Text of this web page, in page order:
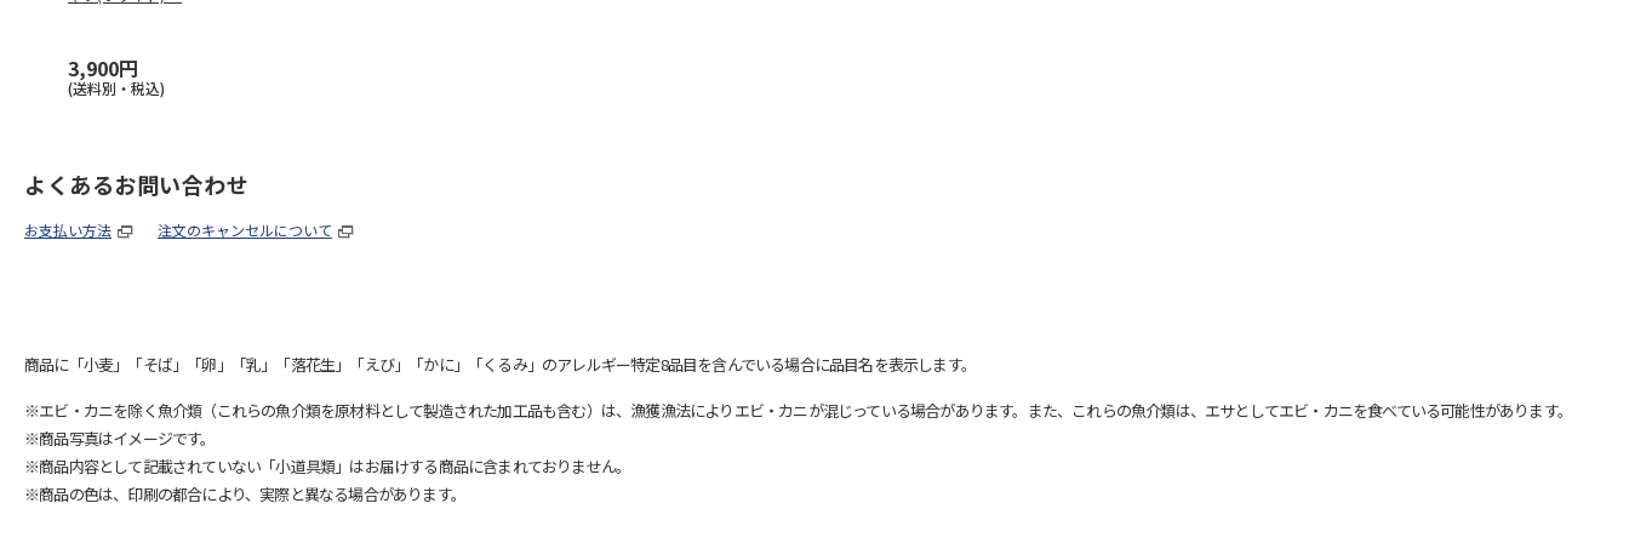
3,900円
(送料別・税込)
よくあるお問い合わせ
お支払い方法 注文のキャンセルについて
商品に「小麦」「そば」「卵」「乳」「落花生」「えび」「かに」「くるみ」のアレルギー特定8品目を含んでいる場合に品目名を表示します。
※エビ・カニを除く魚介類（これらの魚介類を原材料として製造された加工品も含む）は、漁獲漁法によりエビ・カニが混じっている場合があります。また、これらの魚介類は、エサとしてエビ・カニを食べている可能性があります。
※商品写真はイメージです。
※商品内容として記載されていない「小道具類」はお届けする商品に含まれておりません。
※商品の色は、印刷の都合により、実際と異なる場合があります。